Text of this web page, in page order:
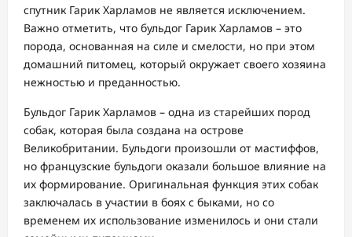
спутник Гарик Харламов не является исключением.
Важно отметить, что бульдог Гарик Харламов – это
порода, основанная на силе и смелости, но при этом
домашний питомец, который окружает своего хозяина
нежностью и преданностью.
Бульдог Гарик Харламов – одна из старейших пород
собак, которая была создана на острове
Великобритании. Бульдоги произошли от мастиффов,
но французские бульдоги оказали большое влияние на
их формирование. Оригинальная функция этих собак
заключалась в участии в боях с быками, но со
временем их использование изменилось и они стали